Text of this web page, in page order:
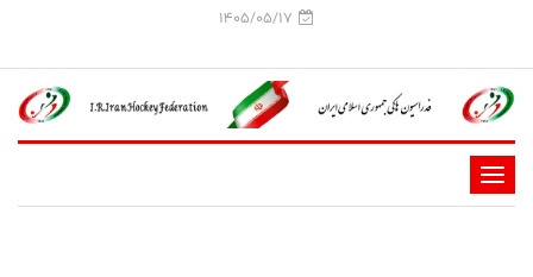
1405/05/17
-
-